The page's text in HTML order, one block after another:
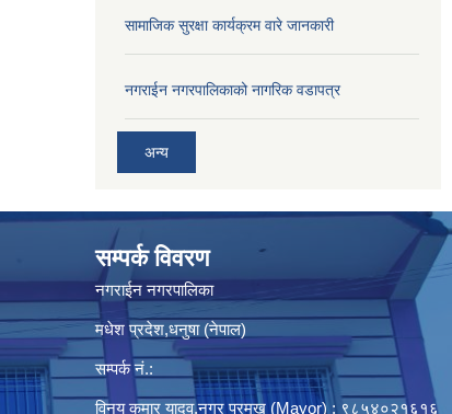
सामाजिक सुरक्षा कार्यक्रम वारे जानकारी
नगराईन नगरपालिकाको नागरिक वडापत्र
अन्य
सम्पर्क विवरण
नगराईन नगरपालिका
मधेश प्रदेश,धनुषा (नेपाल)
सम्पर्क नं.:
विनय कुमार यादव,नगर प्रमुख (Mayor) : ९८५४०२१६१६